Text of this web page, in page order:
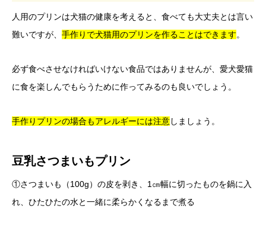
人用のプリンは犬猫の健康を考えると、食べても大丈夫とは言い
難いですが、 手作りで犬猫用のプリンを作ることはできます。
必ず食べさせなければいけない食品ではありませんが、愛犬愛猫
に食を楽しんでもらうために作ってみるのも良いでしょう。
手作りプリンの場合もアレルギーには注意しましょう。
豆乳さつまいもプリン
①さつまいも（100g）の皮を剥き、1㎝幅に切ったものを鍋に入
れ、ひたひたの水と一緒に柔らかくなるまで煮る